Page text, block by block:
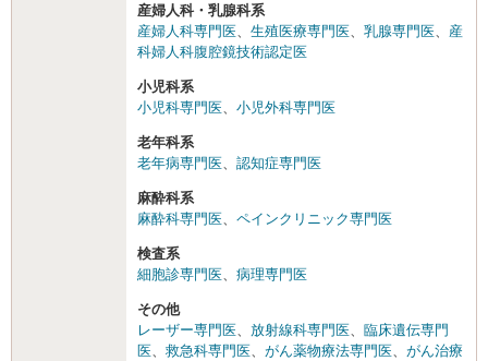
産婦人科・乳腺科系
産婦人科専門医
生殖医療専門医 乳腺専門医
産
科婦人科腹腔鏡技術認定医
小児科系
小児科専門医
小児外科専門医
老年科系
老年病専門医
認知症専門医
麻酔科系
麻酔科専門医
ペインクリニック専門医
検査系
細胞診専門医
病理専門医
その他
レーザー専門医
放射線科専門医
臨床遺伝専門
医
救急科専門医 がん薬物療法専門医
がん治療